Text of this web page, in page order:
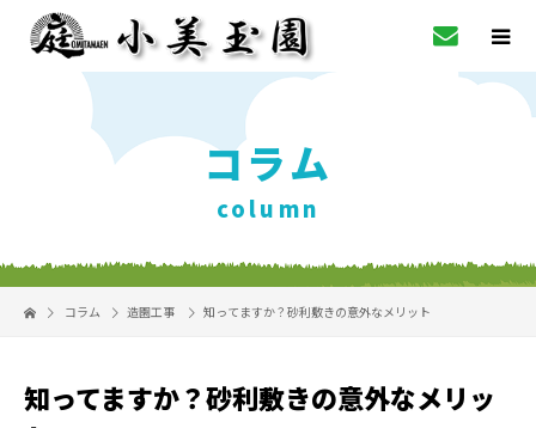
コラム
column
コラム 造園工事 知ってますか？砂利敷きの意外なメリット
知ってますか？砂利敷きの意外なメリッ